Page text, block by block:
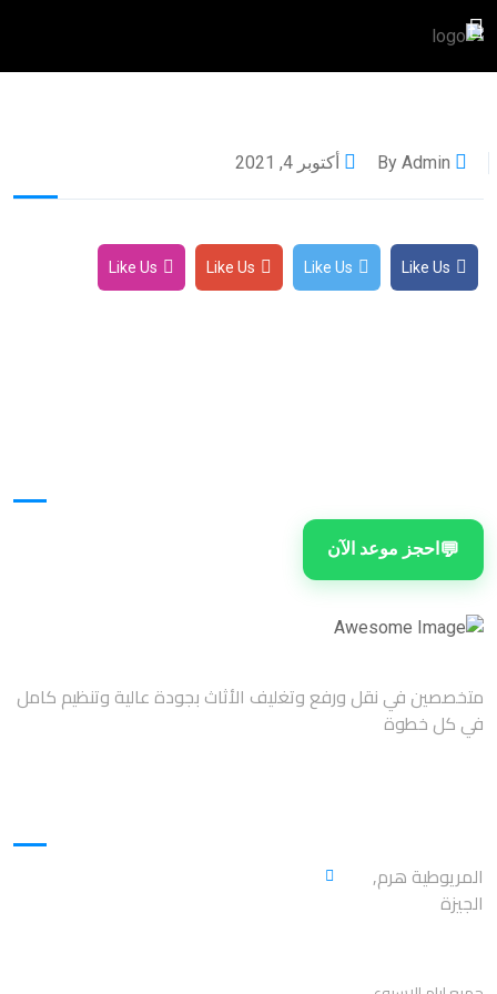
أكتوبر 4, 2021
Like Us
Like Us
Like Us
Like Us
💬 احجز موعد الآن
متخصصين في نقل ورفع وتغليف الأثاث بجودة عالية وتنظيم كامل
في كل خطوة
المريوطية هرم,
الجيزة